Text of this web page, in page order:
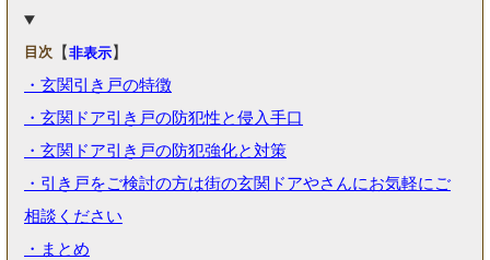
目次 【非表示】
・玄関引き戸の特徴
・玄関ドア引き戸の防犯性と侵入手口
・玄関ドア引き戸の防犯強化と対策
・引き戸をご検討の方は街の玄関ドアやさんにお気軽にご
相談ください
・まとめ